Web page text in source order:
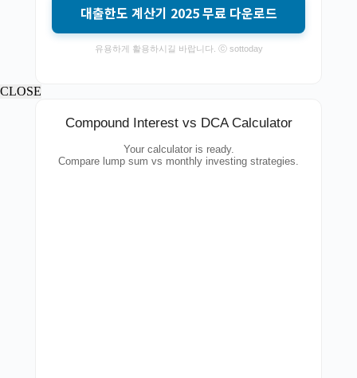
대출한도 계산기 2025 무료 다운로드
유용하게 활용하시길 바랍니다. ⓒ sottoday
CLOSE
Compound Interest vs DCA Calculator
Your calculator is ready.
Compare lump sum vs monthly investing strategies.